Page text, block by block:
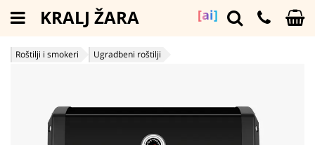
[ai]
KRALJ ŽARA
Roštilji i smokeri Ugradbeni roštilji